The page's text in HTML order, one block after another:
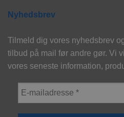
Nyhedsbrev
Tilmeld dig vores nyhedsbrev
tilbud på mail før andre gør. Vi
vores seneste information,